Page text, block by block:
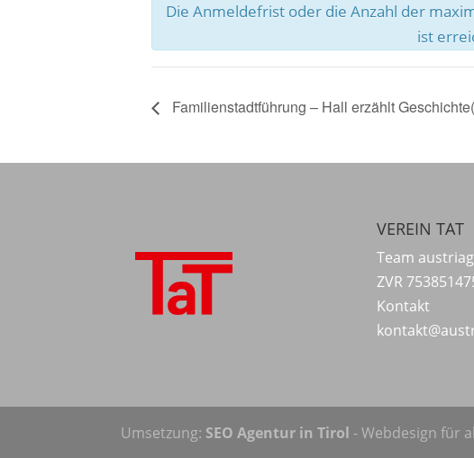
Die Anmeldefrist oder die Anzahl der
ist
Familienstadtführung – Hall erzählt
VEREIN TAT
Team
ZVR
Kontakt
Umsetzung: SEO Agentur in Tirol - Webdesign für